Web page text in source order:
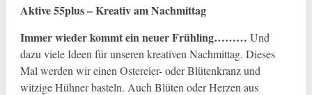
Aktive 55plus – Kreativ am Nachmittag
Immer wieder kommt ein neuer Frühling……… Und
dazu viele Ideen für unseren kreativen Nachmittag. Dieses
Mal werden wir einen Ostereier- oder Blütenkranz und
witzige Hühner basteln. Auch Blüten oder Herzen aus